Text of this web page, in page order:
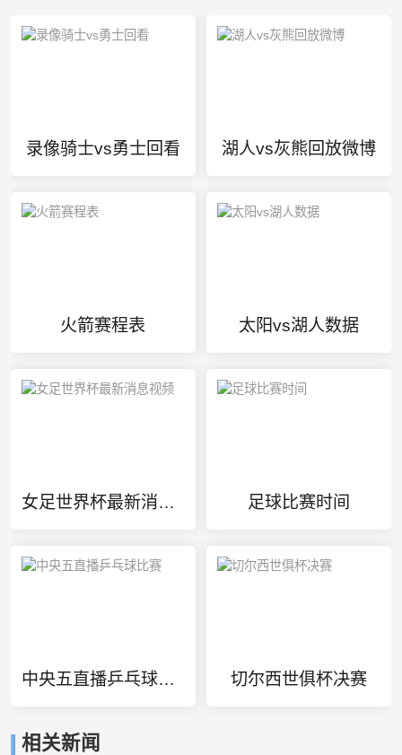
录像骑士vs勇士回看 湖人vs灰熊回放微博
火箭赛程表 太阳vs湖人数据
女足世界杯最新消息视频 足球比赛时间
中央五直播乒乓球比赛 切尔西世俱杯决赛
相关新闻